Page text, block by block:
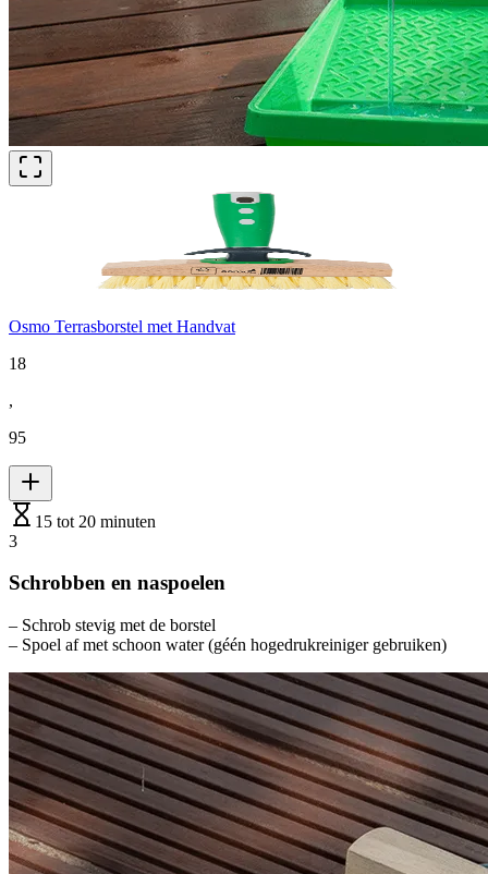
Osmo Terrasborstel met Handvat
18
,
95
15 tot 20 minuten
3
Schrobben en naspoelen
– Schrob stevig met de borstel
– Spoel af met schoon water (géén hogedrukreiniger gebruiken)